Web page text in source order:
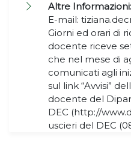
Altre Informazioni:
E-mail:
Giorni ed orari di
docente riceve
che nel mese di
comunicati agli
sul link “Avvisi”
docente del
DEC (http://
uscieri del DEC